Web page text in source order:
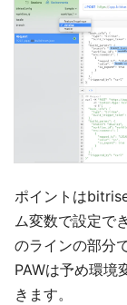
ポイントは
ム変数で設定で
のラインの部分で
PAWは予め環境
きます。